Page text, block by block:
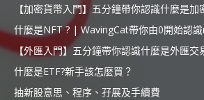
【加密貨幣入門】五分鐘帶你認識什麼是
什麼是NFT ? | WavingCat帶你由0開始認
【外匯入門】五分鐘帶你認識什麼是外匯交
什麼是ETF?新手該怎麼買？
抽新股意思、程序、孖展及手續費